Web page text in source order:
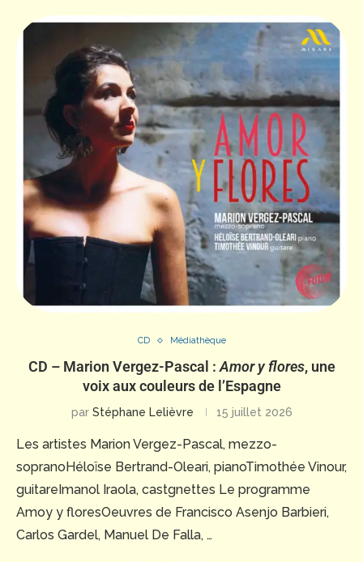
CD Médiathèque
CD – Marion Vergez-Pascal :Amor y flores, une
voix aux couleurs de l’Espagne
par Stéphane Lelièvre 15 juillet 2026
Les artistes Marion Vergez-Pascal, mezzo-
sopranoHéloïse Bertrand-Oleari, pianoTimothée Vinour,
guitareImanol Iraola, castgnettes Le programme
Amoy y floresOeuvres de Francisco Asenjo Barbieri,
Carlos Gardel, Manuel De Falla, …